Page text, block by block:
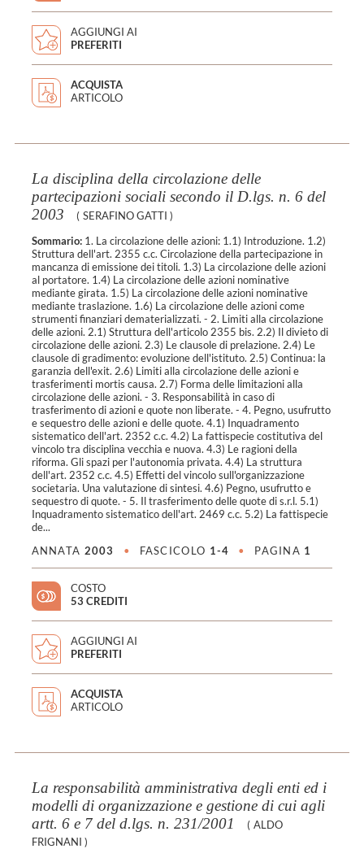
AGGIUNGI AI
PREFERITI
ACQUISTA
ARTICOLO
La disciplina della circolazione delle
partecipazioni sociali secondo il D.lgs. n. 6 del
2003
( SERAFINO GATTI )
Sommario:1. La circolazione delle azioni: 1.1) Introduzione. 1.2)
Struttura dell'art. 2355 c.c. Circolazione della partecipazione in
mancanza di emissione dei titoli. 1.3) La circolazione delle azioni
al portatore. 1.4) La circolazione delle azioni nominative
mediante girata. 1.5) La circolazione delle azioni nominative
mediante traslazione. 1.6) La circolazione delle azioni come
strumenti finanziari dematerializzati. - 2. Limiti alla circolazione
delle azioni. 2.1) Struttura dell'articolo 2355 bis. 2.2) Il divieto di
circolazione delle azioni. 2.3) Le clausole di prelazione. 2.4) Le
clausole di gradimento: evoluzione dell'istituto. 2.5) Continua: la
garanzia dell'exit. 2.6) Limiti alla circolazione delle azioni e
trasferimenti mortis causa. 2.7) Forma delle limitazioni alla
circolazione delle azioni. - 3. Responsabilità in caso di
trasferimento di azioni e quote non liberate. - 4. Pegno, usufrutto
e sequestro delle azioni e delle quote. 4.1) Inquadramento
sistematico dell'art. 2352 c.c. 4.2) La fattispecie costitutiva del
vincolo tra disciplina vecchia e nuova. 4.3) Le ragioni della
riforma. Gli spazi per l'autonomia privata. 4.4) La struttura
dell'art. 2352 c.c. 4.5) Effetti del vincolo sull'organizzazione
societaria. Una valutazione di sintesi. 4.6) Pegno, usufrutto e
sequestro di quote. - 5. Il trasferimento delle quote di s.r.l. 5.1)
Inquadramento sistematico dell'art. 2469 c.c. 5.2) La fattispecie
de...
ANNATA 2003 • FASCICOLO 1-4 • PAGINA 1
COSTO
53 CREDITI
AGGIUNGI AI
PREFERITI
ACQUISTA
ARTICOLO
La responsabilità amministrativa degli enti ed i
modelli di organizzazione e gestione di cui agli
artt. 6 e 7 del d.lgs. n. 231/2001
( ALDO
FRIGNANI )